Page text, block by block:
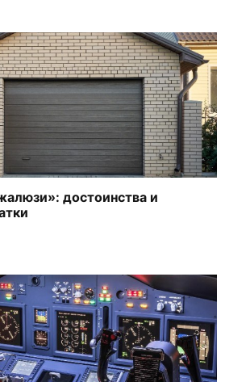
достоинства и